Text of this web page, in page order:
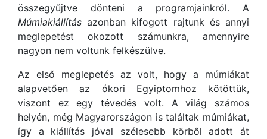
összegyűjtve dönteni a programjainkról. A
Múmiakiállításazonban kifogott rajtunk és annyi
meglepetést okozott számunkra, amennyire
nagyon nem voltunk felkészülve.
Az első meglepetés az volt, hogy a múmiákat
alapvetően az ókori Egyiptomhoz kötöttük,
viszont ez egy tévedés volt. A világ számos
helyén, még Magyarországon is találtak múmiákat,
így a kiállítás jóval szélesebb körből adott át